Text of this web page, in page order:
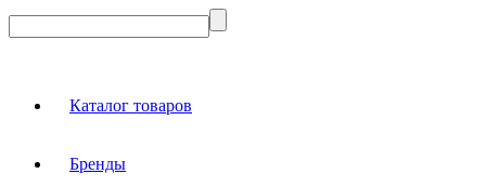
Каталог товаров
Бренды